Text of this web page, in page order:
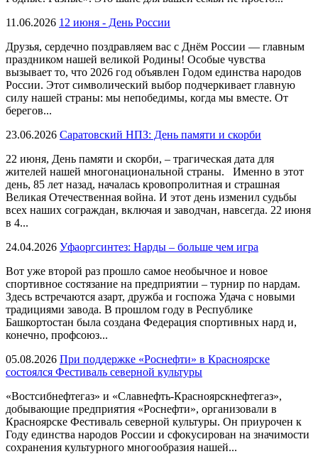
11.06.2026 12 июня - День России
Друзья, сердечно поздравляем вас с Днём России — главным
праздником нашей великой Родины! Особые чувства
вызывает то, что 2026 год объявлен Годом единства народов
России. Этот символический выбор подчеркивает главную
силу нашей страны: мы непобедимы, когда мы вместе. От
берегов...
23.06.2026 Саратовский НПЗ: День памяти и скорби
22 июня, День памяти и скорби, – трагическая дата для
жителей нашей многонациональной страны. Именно в этот
день, 85 лет назад, началась кровопролитная и страшная
Великая Отечественная война. И этот день изменил судьбы
всех наших сограждан, включая и заводчан, навсегда. 22 июня
в 4...
24.04.2026 Уфаоргсинтез: Нарды – больше чем игра
Вот уже второй раз прошло самое необычное и новое
спортивное состязание на предприятии – турнир по нардам.
Здесь встречаются азарт, дружба и госпожа Удача с новыми
традициями завода. В прошлом году в Республике
Башкортостан была создана Федерация спортивных нард и,
конечно, профсоюз...
05.08.2026 При поддержке «Роснефти» в Красноярске
состоялся Фестиваль северной культуры
«Востсибнефтегаз» и «Славнефть-Красноярскнефтегаз»,
добывающие предприятия «Роснефти», организовали в
Красноярске Фестиваль северной культуры. Он приурочен к
Году единства народов России и сфокусирован на значимости
сохранения культурного многообразия нашей...